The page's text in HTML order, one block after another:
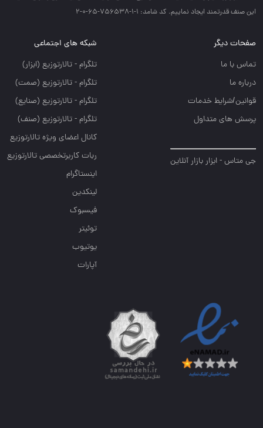
اين صنف قدرتمند ايجاد نماييم. کد شامد: 1-1-756538-65-0-2
صفحات دیگر
تماس با ما
درباره ما
قوانین/شرایط خدمات
پرسش های متداول
جی متاس - ابزار بازار آنلاین
شبکه های اجتماعی
تلگرام - تالارتوزيع (ابزار)
تلگرام - تالارتوزيع (صمت)
تلگرام - تالارتوزيع (صنايع)
تلگرام - تالارتوزیع (صنف)
کانال اعضای ویژه تالارتوزیع
ربات کاربرتخصصی تالارتوزیع
اینستاگرام
لینکدین
فیسبوک
توئیتر
یوتیوب
آپارات